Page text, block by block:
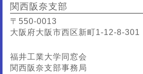
関西阪奈支部
〒550-0013
大阪府大阪市西区新町1-12-8-301
福井工業大学同窓会
関西阪奈支部事務局